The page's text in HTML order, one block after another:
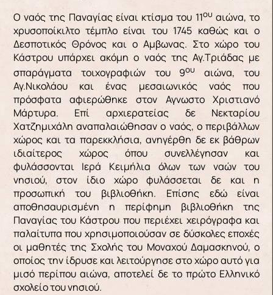
Ο ναός της Παναγίας είναι κτίσμα του 11ου αιώνα, το
χρυσοποίκιλτο τέμπλο είναι του 1745 καθώς και ο
Δεσποτικός Θρόνος και ο Αμβωνας. Στο χώρο του
Κάστρου υπάρχει ακόμη ο ναός της Αγ.Τριάδας με
σπαράγματα τοιχογραφιών του 9ου
αιώνα, του
Αγ.Νικολάου και ένας μεσαιωνικός ναός που
πρόσφατα αφιερώθηκε στον Αγνωστο Χριστιανό
Μάρτυρα. Επί αρχιερατείας δε Νεκταρίου
Χατζημιχάλη αναπαλαιώθησαν ο ναός, ο περιβάλλων
χώρος και τα παρεκκλήσια, ανηγέρθη δε εκ βάθρων
ιδιαίτερος χώρος όπου συνελλέγησαν και
φυλάσσονται Ιερά Κειμήλια όλων των ναών του
νησιού, στον ίδιο χώρο φυλάσσεται δε και η
προσωπική του βιβλιοθήκη. Επίσης εδώ είναι
αποθησαυρισμένη η περίφημη βιβλιοθήκη της
Παναγίας του Κάστρου που περιέχει χειρόγραφα και
παλαίτυπα που χρησιμοποιούσαν σε δύσκολες εποχές
οι μαθητές της Σχολής του Μοναχού Δαμασκηνού, ο
οποίος την ίδρυσε και λειτούργησε στο χώρο αυτό για
μισό περίπου αιώνα, αποτελεί δε το πρώτο Ελληνικό
σχολείο του νησιού.